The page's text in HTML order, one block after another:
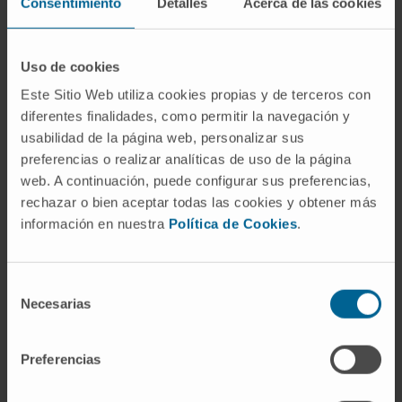
Uso de cookies
Este Sitio Web utiliza cookies propias y de terceros con
diferentes finalidades, como permitir la navegación y
usabilidad de la página web, personalizar sus
preferencias o realizar analíticas de uso de la página
web. A continuación, puede configurar sus preferencias,
rechazar o bien aceptar todas las cookies y obtener más
información en nuestra Política de Cookies.
Necesarias
Preferencias
que la hacen única?
respecto a la radioterapia convencional y hay que
conocerlas bien. No solo relativas a la protección
radiológica de la instalación, sino también al proceso
de la puesta a punto. En éste, llamado comisionado,
hemos de valorar las especificaciones de máquina,
adquirir datos experimentales para caracterizar los
haces de protones, y con todo ello preparar modelos
de TAC de los pacientes. Con todo ello
establecemos las bases para que el paciente reciba
con seguridad la dosis prescrita por el médico. Tanto
el proceso de puesta a punto del equipamiento
como la actividad posterior de preparación de